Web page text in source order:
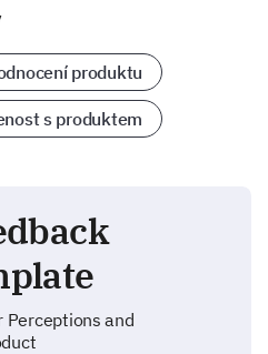
produktu
s produktem
Perceptions and